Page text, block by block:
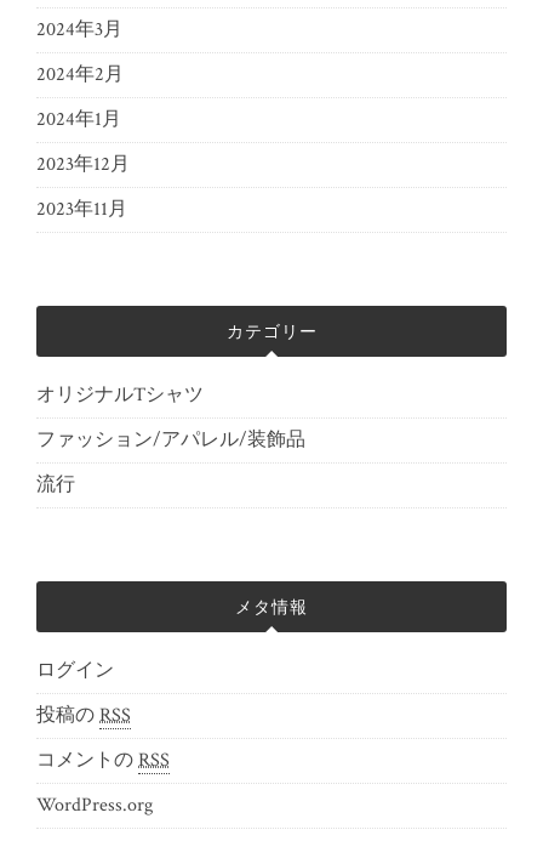
2024年3月
2024年2月
2024年1月
2023年12月
2023年11月
カテゴリー
オリジナルTシャツ
ファッション/アパレル/装飾品
流行
メタ情報
ログイン
投稿のRSS
コメントのRSS
WordPress.org